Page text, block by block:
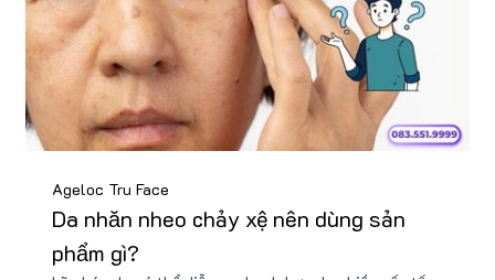
Ageloc Tru Face
Da nhăn nheo chảy xệ nên dùng sản
phẩm gì?